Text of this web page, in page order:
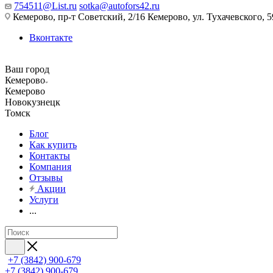
754511@List.ru sotka@autofors42.ru
Кемерово, пр-т Советский, 2/16 Кемерово, ул. Тухачевского,
Вконтакте
Ваш город
Кемерово
Кемерово
Новокузнецк
Томск
Блог
Как купить
Контакты
Компания
Отзывы
Акции
Услуги
...
+7 (3842) 900-679
+7 (3842) 900-679